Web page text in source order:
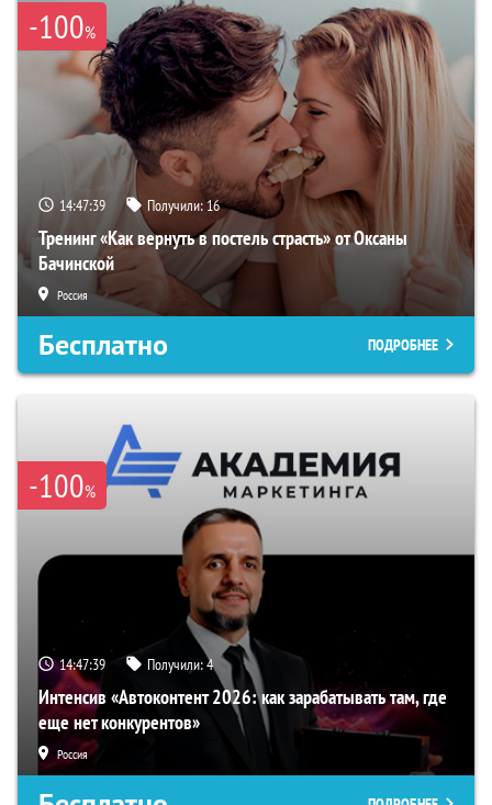
-100%
14:47:38 Получили:16
Тренинг «Как вернуть в постель страсть» от Оксаны
Бачинской
Россия
Бесплатно ПОДРОБНЕЕ
-100%
14:47:38 Получили:4
Интенсив «Автоконтент 2026: как зарабатывать там, где
еще нет конкурентов»
Россия